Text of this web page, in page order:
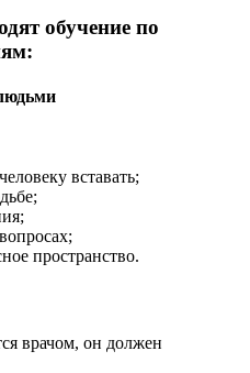
обучение по
вставать;
пространство.
врачом, он должен